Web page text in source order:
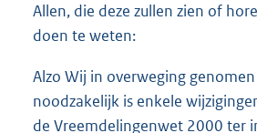
Allen, die deze zullen zien of
doen te weten:
Alzo Wij in overweging
noodzakelijk is enkele
de Vreemdelingenwet 2000 ter